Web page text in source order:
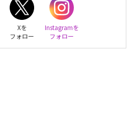
Xを
フォロー
Instagramを
フォロー